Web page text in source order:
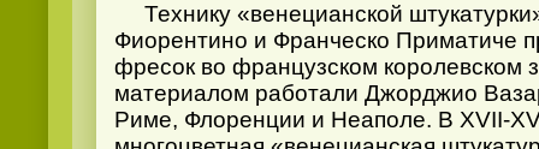
Технику «венецианской
Фиорентино и Франческо Приматиче
фресок во французском королевском
материалом работали Джорджио
Риме, Флоренции и Неаполе. В XVII-